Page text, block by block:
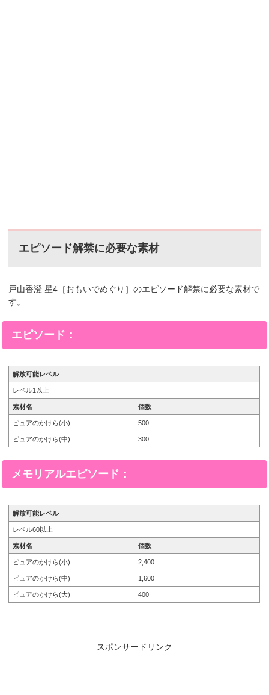
エピソード解禁に必要な素材
戸山香澄 星4［おもいでめぐり］のエピソード解禁に必要な素材で
す。
エピソード：
解放可能レベル
レベル1以上
素材名 個数
ピュアのかけら(小) 500
ピュアのかけら(中) 300
メモリアルエピソード：
解放可能レベル
レベル60以上
素材名 個数
ピュアのかけら(小) 2,400
ピュアのかけら(中) 1,600
ピュアのかけら(大) 400
スポンサードリンク